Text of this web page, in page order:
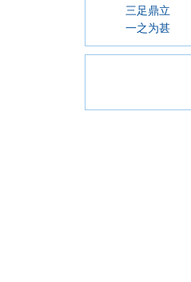
三足鼎立
一之为甚